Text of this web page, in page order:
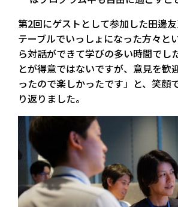
第2回にゲストとして参加した田邊
テーブルでいっしょになった方々と
ら対話ができて学びの多い時間でし
とが得意ではないですが、意見を歓
ったので楽しかったです」と、笑顔
り返りました。